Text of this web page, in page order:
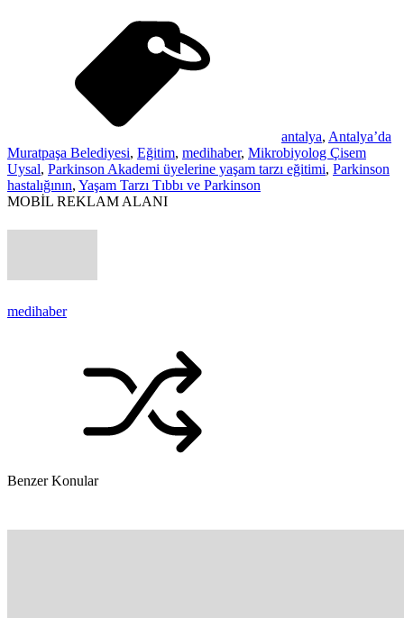
antalya, Antalya’da
Muratpaşa Belediyesi, Eğitim, medihaber, Mikrobiyolog Çisem
Uysal, Parkinson Akademi üyelerine yaşam tarzı eğitimi, Parkinson
hastalığının, Yaşam Tarzı Tıbbı ve Parkinson
MOBİL REKLAM ALANI
medihaber
Benzer Konular